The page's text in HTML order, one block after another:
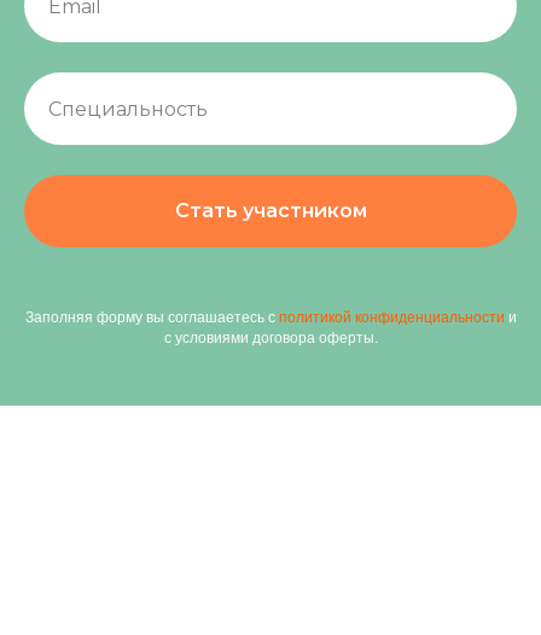
Стать участником
Заполняя форму вы соглашаетесь с политикой конфиденциальности и
с условиями договора оферты.